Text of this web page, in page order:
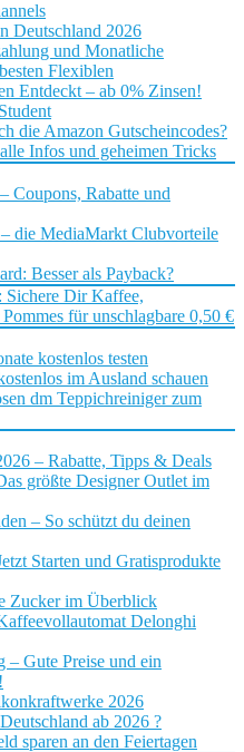
Deutschland 2026
und Monatliche
Flexiblen
Entdeckt – ab 0% Zinsen!
die Amazon Gutscheincodes?
Infos und geheimen Tricks
Coupons, Rabatte und
die MediaMarkt Clubvorteile
Besser als Payback?
Sichere Dir Kaffee,
für unschlagbare 0,50 €
kostenlos testen
im Ausland schauen
dm Teppichreiniger zum
– Rabatte, Tipps & Deals
größte Designer Outlet im
– So schützt du deinen
Starten und Gratisprodukte
Zucker im Überblick
Delonghi
– Gute Preise und ein
2026
ab 2026 ?
sparen an den Feiertagen